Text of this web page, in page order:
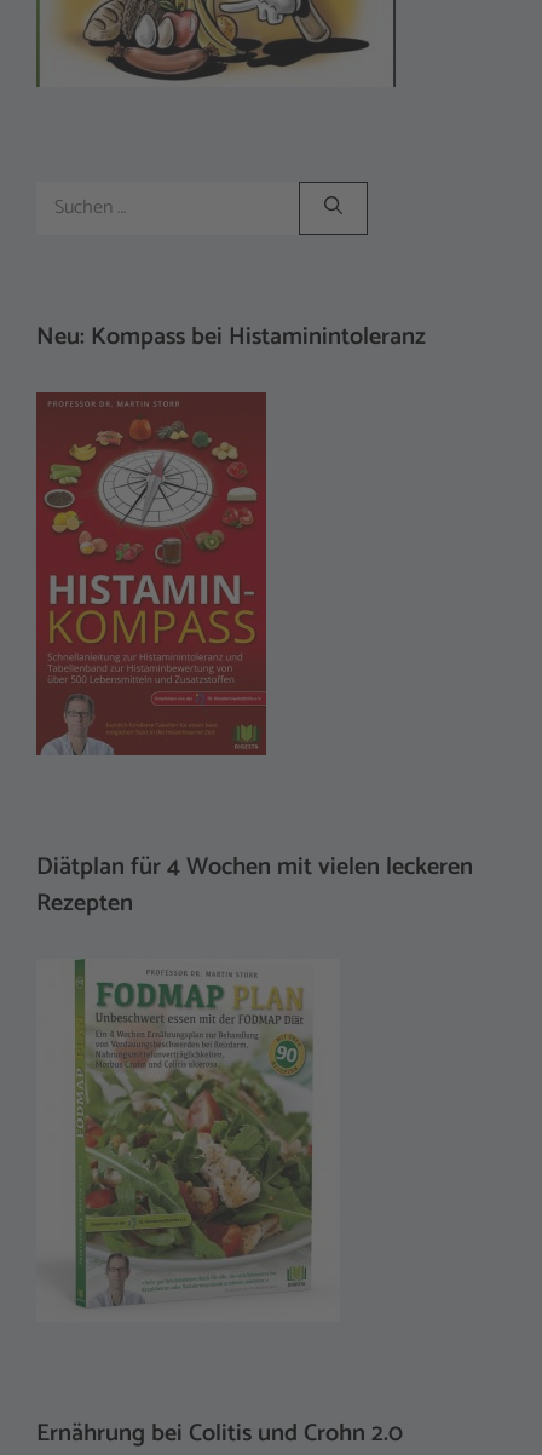
Suchen
nach:
Neu: Kompass bei Histaminintoleranz
Diätplan für 4 Wochen mit vielen leckeren
Rezepten
Ernährung bei Colitis und Crohn 2.0